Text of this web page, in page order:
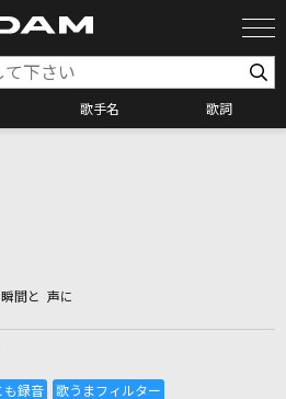
歌手名 歌詞
国りれき
間と 声に